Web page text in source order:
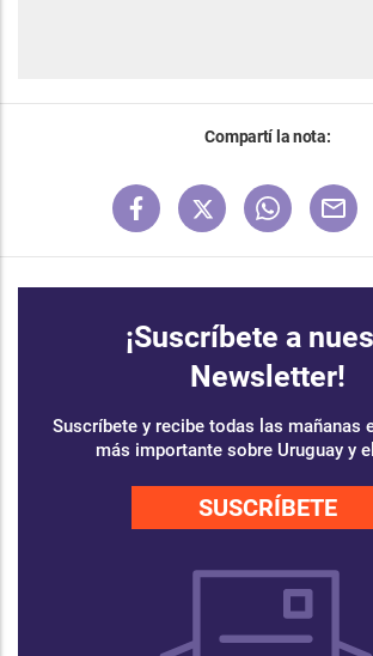
Compartí la nota:
¡Suscríbete a
Newsletter!
Suscríbete y recibe todas las mañanas
más importante sobre Uruguay y
SUSCRÍBETE